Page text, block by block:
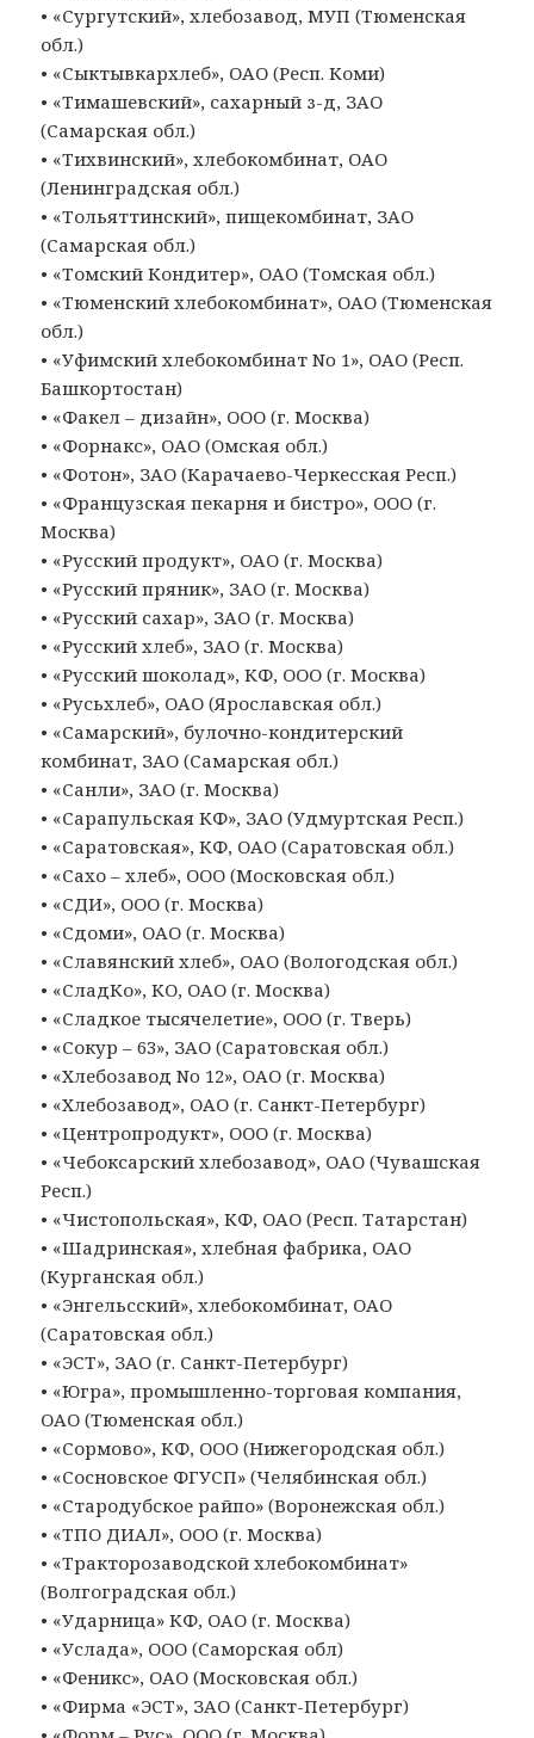
• «Сургутский», хлебозавод, МУП (Тюменская
обл.)
• «Сыктывкархлеб», ОАО (Респ. Коми)
• «Тимашевский», сахарный з-д, ЗАО
(Самарская обл.)
• «Тихвинский», хлебокомбинат, ОАО
(Ленинградская обл.)
• «Тольяттинский», пищекомбинат, ЗАО
(Самарская обл.)
• «Томский Кондитер», ОАО (Томская обл.)
• «Тюменский хлебокомбинат», ОАО (Тюменская
обл.)
• «Уфимский хлебокомбинат No 1», ОАО (Респ.
Башкортостан)
• «Факел – дизайн», ООО (г. Москва)
• «Форнакс», ОАО (Омская обл.)
• «Фотон», ЗАО (Карачаево-Черкесская Респ.)
• «Французская пекарня и бистро», ООО (г.
Москва)
• «Русский продукт», ОАО (г. Москва)
• «Русский пряник», ЗАО (г. Москва)
• «Русский сахар», ЗАО (г. Москва)
• «Русский хлеб», ЗАО (г. Москва)
• «Русский шоколад», КФ, ООО (г. Москва)
• «Русьхлеб», ОАО (Ярославская обл.)
• «Самарский», булочно-кондитерский
комбинат, ЗАО (Самарская обл.)
• «Санли», ЗАО (г. Москва)
• «Сарапульская КФ», ЗАО (Удмуртская Респ.)
• «Саратовская», КФ, ОАО (Саратовская обл.)
• «Сахо – хлеб», ООО (Московская обл.)
• «СДИ», ООО (г. Москва)
• «Сдоми», ОАО (г. Москва)
• «Славянский хлеб», ОАО (Вологодская обл.)
• «СладКо», КО, ОАО (г. Москва)
• «Сладкое тысячелетие», ООО (г. Тверь)
• «Сокур – 63», ЗАО (Саратовская обл.)
• «Хлебозавод No 12», ОАО (г. Москва)
• «Хлебозавод», ОАО (г. Санкт-Петербург)
• «Центропродукт», ООО (г. Москва)
• «Чебоксарский хлебозавод», ОАО (Чувашская
Респ.)
• «Чистопольская», КФ, ОАО (Респ. Татарстан)
• «Шадринская», хлебная фабрика, ОАО
(Курганская обл.)
• «Энгельсский», хлебокомбинат, ОАО
(Саратовская обл.)
• «ЭСТ», ЗАО (г. Санкт-Петербург)
• «Югра», промышленно-торговая компания,
ОАО (Тюменская обл.)
• «Сормово», КФ, ООО (Нижегородская обл.)
• «Сосновское ФГУСП» (Челябинская обл.)
• «Стародубское райпо» (Воронежская обл.)
• «ТПО ДИАЛ», ООО (г. Москва)
• «Тракторозаводской хлебокомбинат»
(Волгоградская обл.)
• «Ударница» КФ, ОАО (г. Москва)
• «Услада», ООО (Саморская обл)
• «Феникс», ОАО (Московская обл.)
• «Фирма «ЭСТ», ЗАО (Санкт-Петербург)